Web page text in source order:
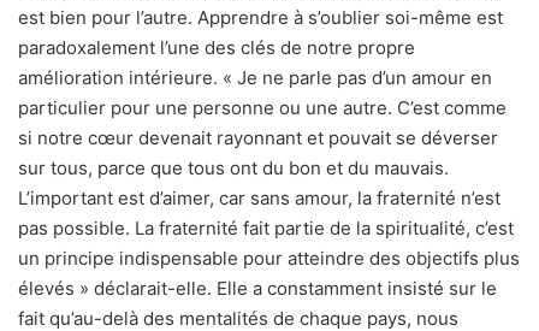
est bien pour l’autre. Apprendre à s’oublier soi-même est
paradoxalement l’une des clés de notre propre
amélioration intérieure. « Je ne parle pas d’un amour en
particulier pour une personne ou une autre. C’est comme
si notre cœur devenait rayonnant et pouvait se déverser
sur tous, parce que tous ont du bon et du mauvais.
L’important est d’aimer, car sans amour, la fraternité n’est
pas possible. La fraternité fait partie de la spiritualité, c’est
un principe indispensable pour atteindre des objectifs plus
élevés » déclarait-elle. Elle a constamment insisté sur le
fait qu’au-delà des mentalités de chaque pays, nous